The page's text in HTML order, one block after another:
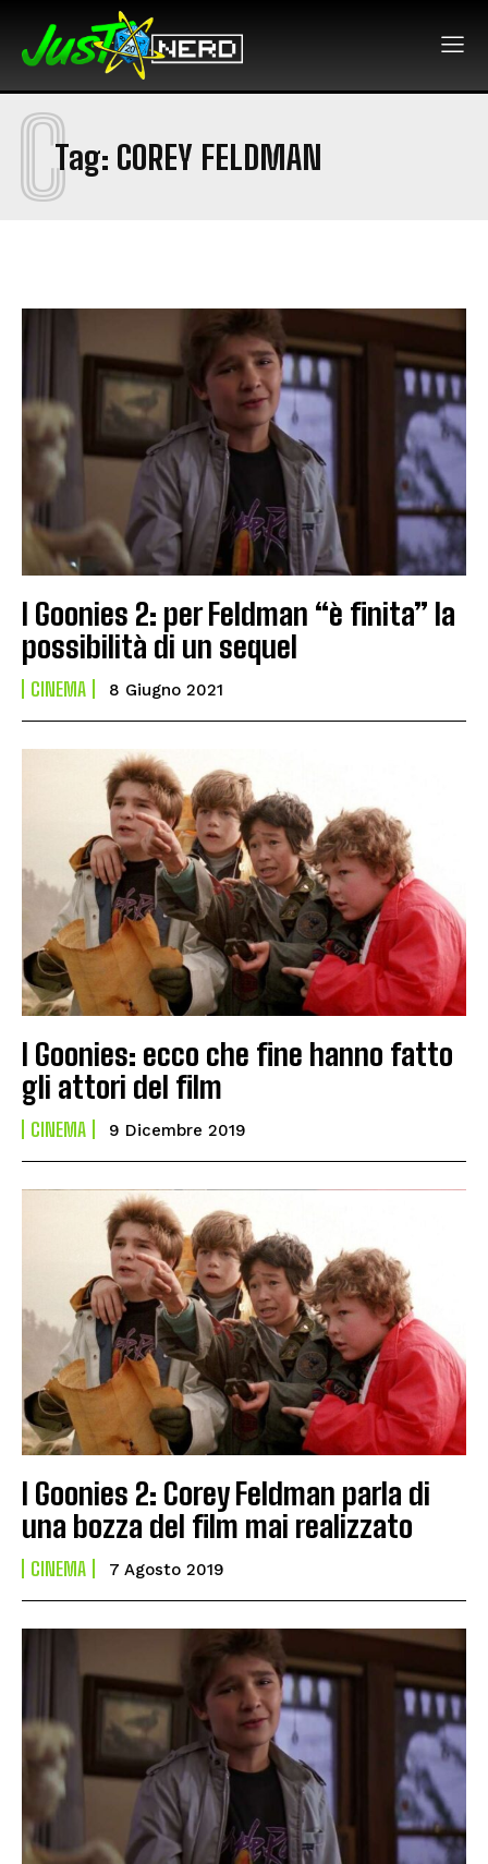
Tag: COREY FELDMAN
C
I Goonies 2: per Feldman “è finita” la
possibilità di un sequel
CINEMA 8 Giugno 2021
I Goonies: ecco che fine hanno fatto
gli attori del film
CINEMA 9 Dicembre 2019
I Goonies 2: Corey Feldman parla di
una bozza del film mai realizzato
CINEMA 7 Agosto 2019